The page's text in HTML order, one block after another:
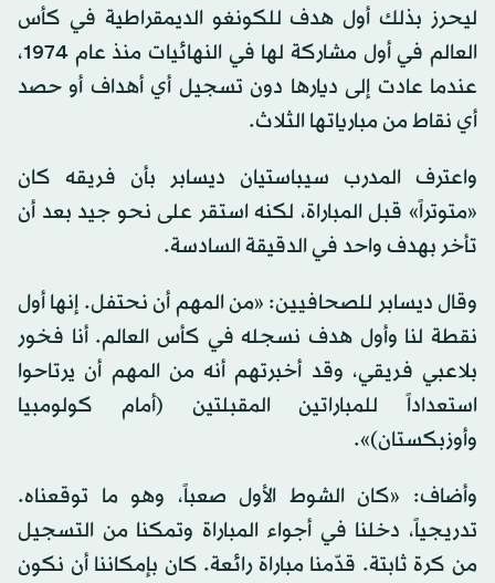
ليحرز بذلك أول هدف للكونغو الديمقراطية في كأس
العالم في أول مشاركة لها في النهائيات منذ عام 1974،
عندما عادت إلى ديارها دون تسجيل أي أهداف أو حصد
أي نقاط من مبارياتها الثلاث.
واعترف المدرب سيباستيان ديسابر بأن فريقه كان
«متوتراً» قبل المباراة، لكنه استقر على نحو جيد بعد أن
تأخر بهدف واحد في الدقيقة السادسة.
وقال ديسابر للصحافيين: «من المهم أن نحتفل. إنها أول
نقطة لنا وأول هدف نسجله في كأس العالم. أنا فخور
بلاعبي فريقي، وقد أخبرتهم أنه من المهم أن يرتاحوا
استعداداً للمباراتين المقبلتين (أمام كولومبيا
وأوزبكستان)».
وأضاف: «كان الشوط الأول صعباً، وهو ما توقعناه.
تدريجياً، دخلنا في أجواء المباراة وتمكنا من التسجيل
من كرة ثابتة. قدّمنا مباراة رائعة. كان بإمكاننا أن نكون